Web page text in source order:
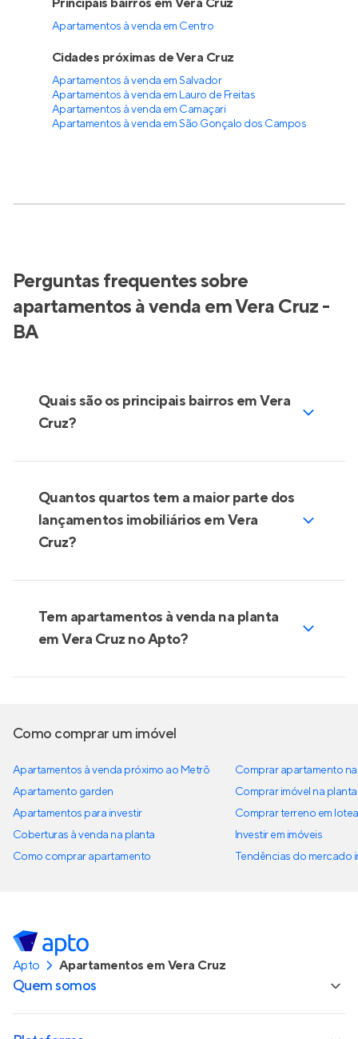
Principais bairros em Vera Cruz
Apartamentos à venda em Centro
Cidades próximas de Vera Cruz
Apartamentos à venda em Salvador
Apartamentos à venda em Lauro de Freitas
Apartamentos à venda em Camaçari
Apartamentos à venda em São Gonçalo dos Campos
Perguntas frequentes sobre
apartamentos à venda em Vera Cruz -
BA
Quais são os principais bairros em Vera
Cruz?
Quantos quartos tem a maior parte dos
lançamentos imobiliários em Vera
Cruz?
Tem apartamentos à venda na planta
em Vera Cruz no Apto?
Como comprar um imóvel
Apartamentos à venda próximo ao Metrô
Apartamento garden
Apartamentos para investir
Coberturas à venda na planta
Como comprar apartamento
Comprar apartamento
Comprar imóvel na planta
Comprar terreno em
Investir em imóveis
Tendências do mercado
Apto Apartamentos em Vera Cruz
Quem somos